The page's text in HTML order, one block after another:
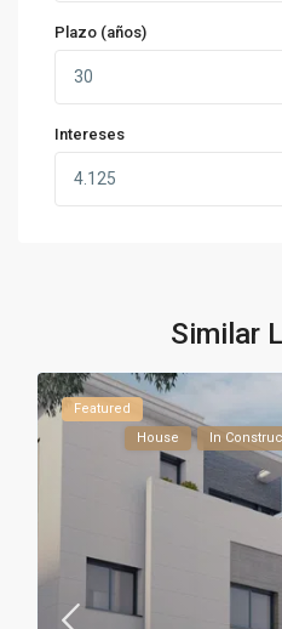
Plazo (años)
Intereses
Similar
Featured
House
In